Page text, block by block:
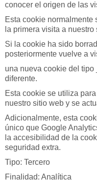
conocer el origen de las
Esta cookie normalmente
la primera visita a nuestro
Si la cookie ha sido
posteriormente vuelve a
una nueva cookie del
diferente.
Esta cookie se utiliza
nuestro sitio web y se
Adicionalmente, esta
único que Google
la accesibilidad de la
seguridad extra.
Tipo: Tercero
Finalidad: Analítica